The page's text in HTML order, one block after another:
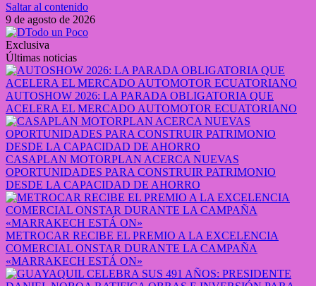
Saltar al contenido
9 de agosto de 2026
Exclusiva
Últimas noticias
AUTOSHOW 2026: LA PARADA OBLIGATORIA QUE
ACELERA EL MERCADO AUTOMOTOR ECUATORIANO
CASAPLAN MOTORPLAN ACERCA NUEVAS
OPORTUNIDADES PARA CONSTRUIR PATRIMONIO
DESDE LA CAPACIDAD DE AHORRO
METROCAR RECIBE EL PREMIO A LA EXCELENCIA
COMERCIAL ONSTAR DURANTE LA CAMPAÑA
«MARRAKECH ESTÁ ON»